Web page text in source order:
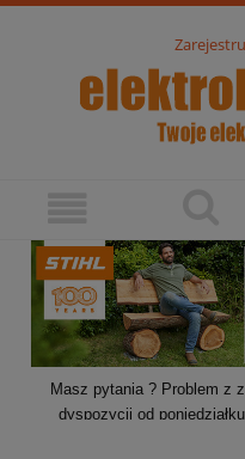
Masz pytania ? Problem z
dyspozycji od